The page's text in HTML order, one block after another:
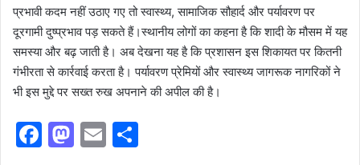
प्रभावी कदम नहीं उठाए गए तो स्वास्थ्य, सामाजिक सौहार्द और पर्यावरण पर
दूरगामी दुष्प्रभाव पड़ सकते हैं।स्थानीय लोगों का कहना है कि शादी के मौसम में यह
समस्या और बढ़ जाती है। अब देखना यह है कि प्रशासन इस शिकायत पर कितनी
गंभीरता से कार्रवाई करता है। पर्यावरण प्रेमियों और स्वास्थ्य जागरूक नागरिकों ने
भी इस मुद्दे पर सख्त रुख अपनाने की अपील की है।
F
M E